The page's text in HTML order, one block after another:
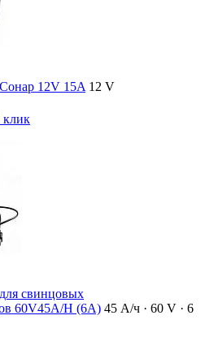
12V 15A 12 V
клик
свинцовых
60V45A/H (6A) 45 А/ч · 60 V · 6